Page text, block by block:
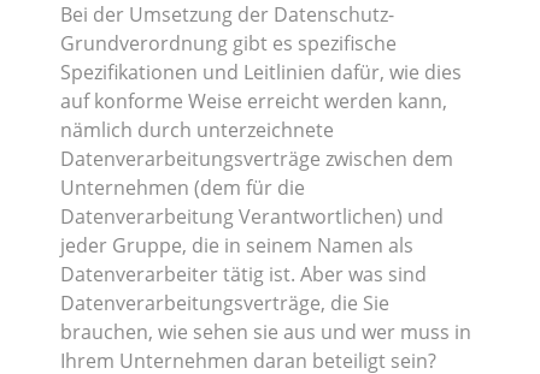
Bei der Umsetzung der Datenschutz-
Grundverordnung gibt es spezifische
Spezifikationen und Leitlinien dafür, wie dies
auf konforme Weise erreicht werden kann,
nämlich durch unterzeichnete
Datenverarbeitungsverträge zwischen dem
Unternehmen (dem für die
Datenverarbeitung Verantwortlichen) und
jeder Gruppe, die in seinem Namen als
Datenverarbeiter tätig ist. Aber was sind
Datenverarbeitungsverträge, die Sie
brauchen, wie sehen sie aus und wer muss in
Ihrem Unternehmen daran beteiligt sein?